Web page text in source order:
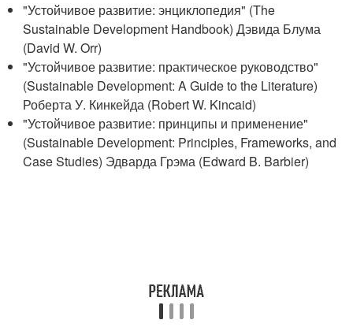
"Устойчивое развитие: энциклопедия" (The
Sustainable Development Handbook) Дэвида Блума
(David W. Orr)
"Устойчивое развитие: практическое руководство"
(Sustainable Development: A Guide to the Literature)
Роберта У. Кинкейда (Robert W. Kincaid)
"Устойчивое развитие: принципы и применение"
(Sustainable Development: Principles, Frameworks, and
Case Studies) Эдварда Грэма (Edward B. Barbier)